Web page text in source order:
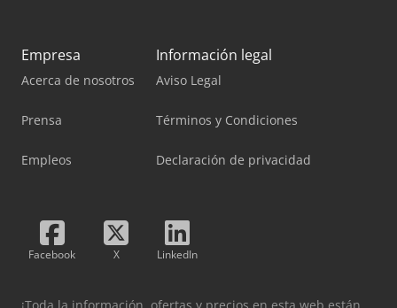
Empresa
Acerca de nosotros
Prensa
Empleos
Información legal
Aviso Legal
Términos y Condiciones
Declaración de privacidad
Facebook X LinkedIn